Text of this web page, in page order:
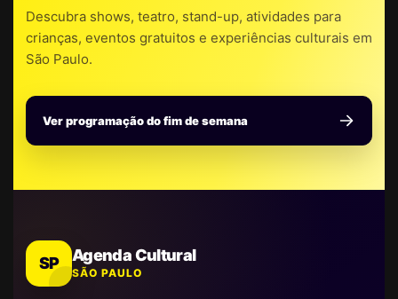
Descubra shows, teatro, stand-up, atividades para
crianças, eventos gratuitos e experiências culturais em
São Paulo.
Ver programação do fim de semana
SP Agenda Cultural
SÃO PAULO